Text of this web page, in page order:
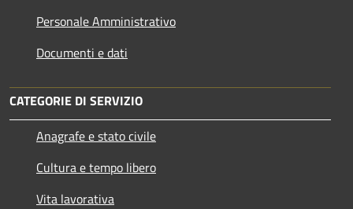
Personale Amministrativo
Documenti e dati
CATEGORIE DI SERVIZIO
Anagrafe e stato civile
Cultura e tempo libero
Vita lavorativa